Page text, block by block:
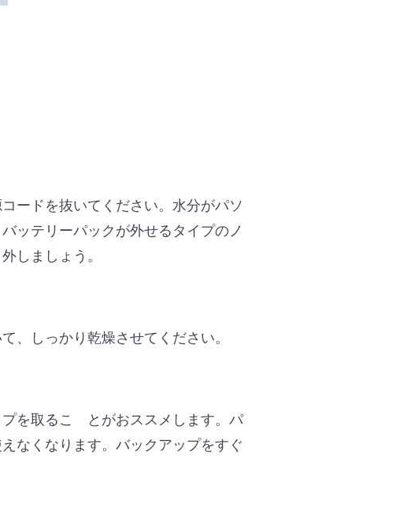
ードを抜いてください。水分がパソ
ッテリーパックが外せるタイプのノ
しましょう。
、しっかり乾燥させてください。
プを取るこ とがおススメします。パ
なくなります。バックアップをすぐ